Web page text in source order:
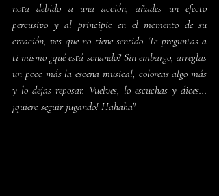
nota debido a una acción, añades un efecto
percusivo y al principio en el momento de su
creación, ves que no tiene sentido. Te preguntas a
ti mismo ¿qué está sonando? Sin embargo, arreglas
un poco más la escena musical, coloreas algo más
y lo dejas reposar. Vuelves, lo escuchas y dices...
¡quiero seguir jugando! Hahaha"